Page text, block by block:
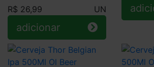
R$ 26,99 UN
adicionar